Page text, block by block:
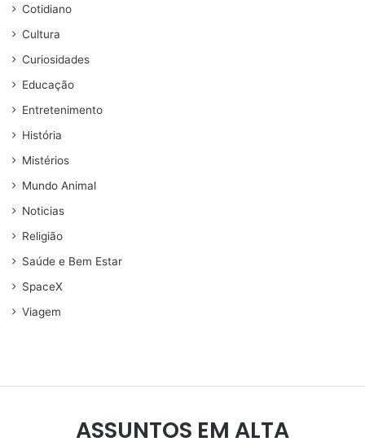
Cotidiano
Cultura
Curiosidades
Educação
Entretenimento
História
Mistérios
Mundo Animal
Noticias
Religião
Saúde e Bem Estar
SpaceX
Viagem
ASSUNTOS EM ALTA